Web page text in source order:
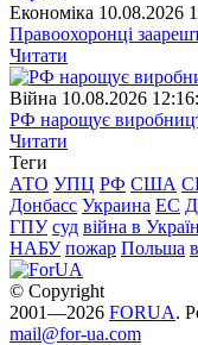
Економіка 10.08.2026
Правоохоронці
Читати
Війна 10.08.2026
РФ нарощує
Читати
Теги
АТО УПЦ РФ США
Донбасс Украина ЕС
ГПУ суд війна в
НАБУ пожар Польша
© Copyright
2001—2026 FORUA.
mail@for-ua.com